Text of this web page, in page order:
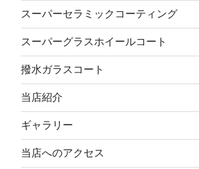
スーパーセラミックコーティング
スーパーグラスホイールコート
撥水ガラスコート
当店紹介
ギャラリー
当店へのアクセス